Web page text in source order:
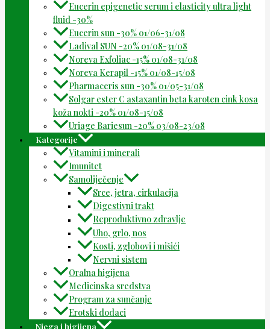
Eucerin epigenetic serum i elasticity ultra light
fluid -30%
Eucerin sun -30% 01/06-31/08
Ladival SUN -20% 01/08-31/08
Noreva Exfoliac -15% 01/08-31/08
Noreva Kerapil -15% 01/08-15/08
Pharmaceris sun -30% 01/05-31/08
Solgar ester C astaxantin beta karoten cink kosa
koža nokti -20% 01/08-15/08
Uriage Bariesun -20% 03/08-23/08
Kategorije
Vitamini i minerali
Imunitet
Samoliječenje
Srce, jetra, cirkulacija
Digestivni trakt
Reproduktivno zdravlje
Uho, grlo, nos
Kosti, zglobovi i mišići
Nervni sistem
Oralna higijena
Medicinska sredstva
Program za sunčanje
Erotski dodaci
Njega i higijena